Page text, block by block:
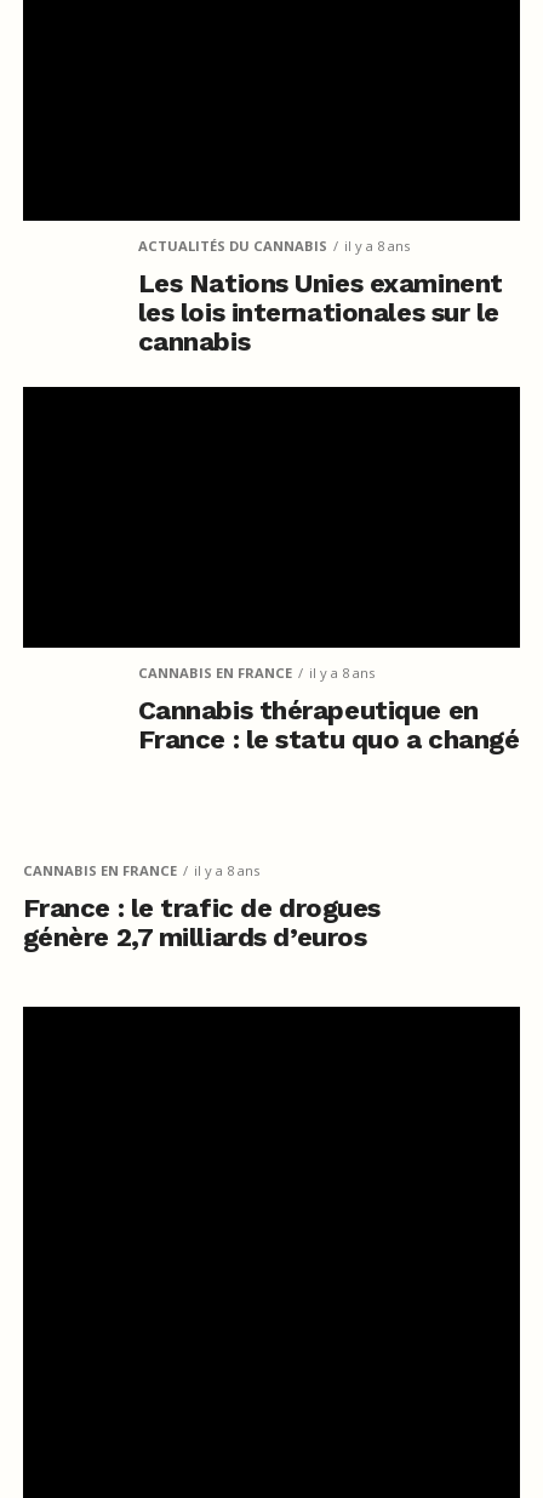
ACTUALITÉS DU CANNABIS il y a 8 ans
Les Nations Unies examinent
les lois internationales sur le
cannabis
CANNABIS EN FRANCE il y a 8 ans
Cannabis thérapeutique en
France : le statu quo a changé
CANNABIS EN FRANCE il y a 8 ans
France : le trafic de drogues
génère 2,7 milliards d’euros